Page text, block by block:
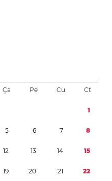
Ça Pe Cu Ct
1
5 6 7 8
12 13 14 15
19 20 21 22